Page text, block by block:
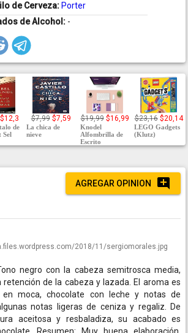
de Cerveza: Porter
de Alcohol: -
$12,3
de
Sel
$7,99 $7,59
La chica de
nieve
$19,99 $16,99
Knodel
Alfombrilla de
Escrito
$23,16 $20,14
LEGO Gadgets
(Klutz)
AGREGAR OPINION
negro con la cabeza semitrosca media,
retención de la cabeza y lazada. El aroma es
en moca, chocolate con leche y notas de
notas ligeras de ceniza y regaliz. De
aceitosa y resbaladiza, su acabado es
Resumen: Muy buena elaboración.